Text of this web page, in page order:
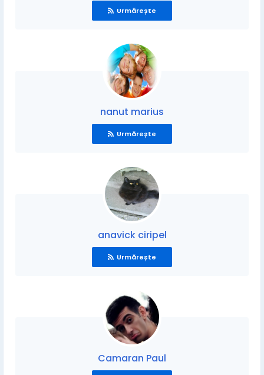
Urmărește
nanut marius
Urmărește
anavick ciripel
Urmărește
Camaran Paul